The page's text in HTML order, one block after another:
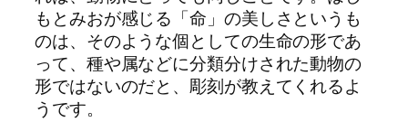
もとみおが感じる「命」の美しさというも
のは、そのような個としての生命の形であ
って、種や属などに分類分けされた動物の
形ではないのだと、彫刻が教えてくれるよ
うです。